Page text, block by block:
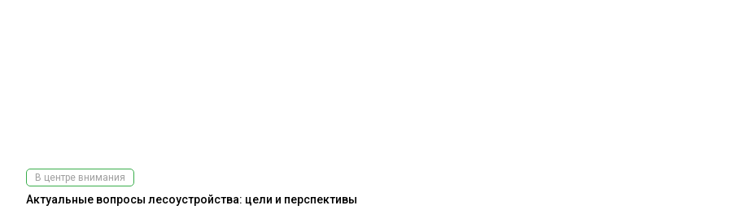
В центре внимания
Актуальные вопросы лесоустройства: цели и перспективы